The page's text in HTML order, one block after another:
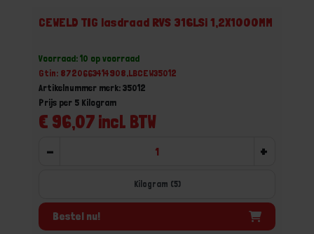
CEWELD TIG lasdraad RVS 316LSi 1,2X1000MM
Voorraad: 10 op voorraad
Gtin: 8720663414908,LBCEW35012
Artikelnummer merk: 35012
€ 96,07 incl. BTW
Prijs per 5 Kilogram
- +
Kilogram (5)
Bestel nu!